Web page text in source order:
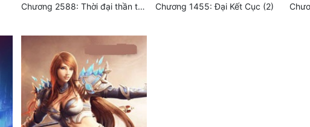
Chương 2588: Thời đại thần thoại (đại kết cục) (2)
Chương 1455: Đại Kết Cục (2)